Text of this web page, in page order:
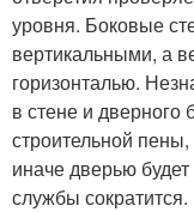
уровня. Боковые
вертикальными, а
горизонталью.
в стене и дверного
строительной
иначе дверью
службы сократится.